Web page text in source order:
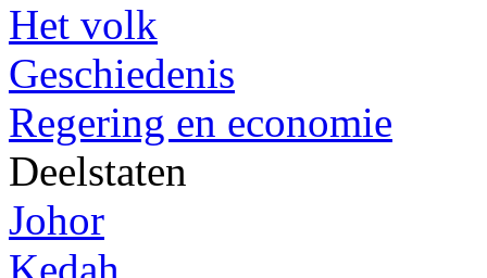
Het volk
Geschiedenis
Regering en economie
Deelstaten
Johor